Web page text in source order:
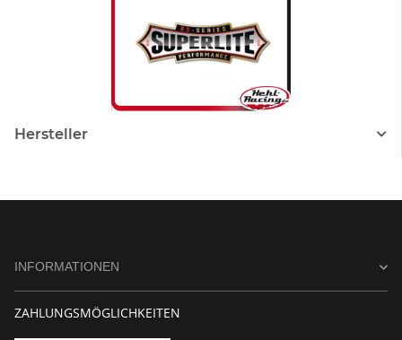
Hersteller
INFORMATIONEN
ZAHLUNGSMÖGLICHKEITEN